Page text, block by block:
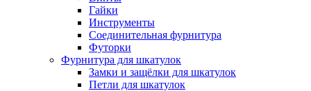
Гайки
Инструменты
Соединительная фурнитура
Футорки
Фурнитура для шкатулок
Замки и защёлки для шкатулок
Петли для шкатулок